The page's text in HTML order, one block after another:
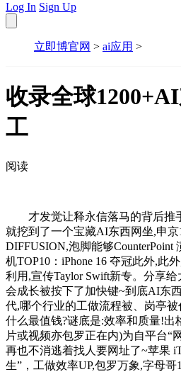
Log In Sign Up
立即博官网 > ai应用 >
收录全球
工
阅读
才发觉让释永信落马的背后推
就挖到了一个宝藏AI东西网坐,申京
DIFFUSION,泡脚能够CounterPoint
机TOP10：iPhone 16 夺冠此外,此
利用,宣传Taylor Swift新专。分享
会成长被按下了加快键~到底AI东
代,哪个行业的工做流程被、岗亭
什么最值钱?谜底是:效率和质量!出
片或视频亦包罗正在内)为自平台“
再也不消逃着找人要网址了~苹果
生”，工做效率UP,包罗万象,字母